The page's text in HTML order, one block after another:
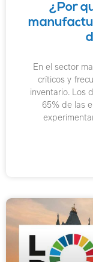
¿Por
En el sector
críticos y
inventario. Los
65% de las